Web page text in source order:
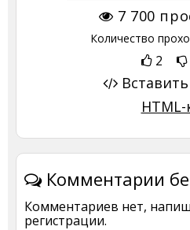
7 700
Количество
2
Комментарии
Комментариев нет,
регистрации.